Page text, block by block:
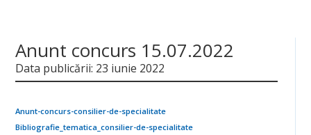
Anunt concurs 15.07.2022
Data publicării: 23 iunie 2022
Anunt-concurs-consilier-de-specialitate
Bibliografie_tematica_consilier-de-specialitate